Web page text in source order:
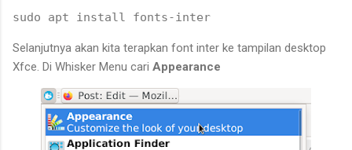
sudo apt install fonts-inter
Selanjutnya akan kita terapkan font inter ke tampilan desktop
Xfce. Di Whisker Menu cari Appearance